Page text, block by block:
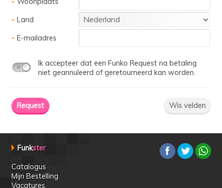
Land
E-mailadres
Ik accepteer dat een Funko Request na betaling
niet geannuleerd of geretourneerd kan worden.
Funkster
Catalogus
Mijn Bestelling
Vacatures